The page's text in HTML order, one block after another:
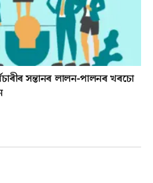
সন্তানৰ লালন-পালনৰ খৰচো